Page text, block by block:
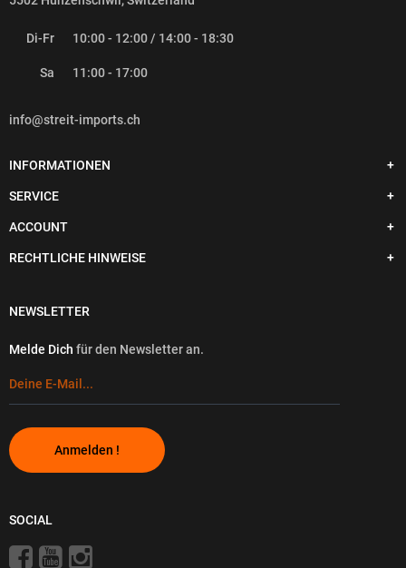
Di-Fr 10:00 - 12:00 / 14:00 - 18:30
Sa 11:00 - 17:00
info@streit-imports.ch
INFORMATIONEN
SERVICE
ACCOUNT
RECHTLICHE HINWEISE
NEWSLETTER
Melde Dich für den Newsletter an.
Anmelden !
SOCIAL